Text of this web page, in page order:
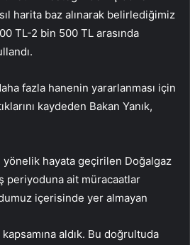
harita baz alınarak belirlediğimiz
TL-2 bin 500 TL arasında
fazla hanenin yararlanması için
kaydeden Bakan Yanık,
hayata geçirilen Doğalgaz
periyoduna ait müracaatlar
içerisinde yer almayan
kapsamına aldık. Bu doğrultuda